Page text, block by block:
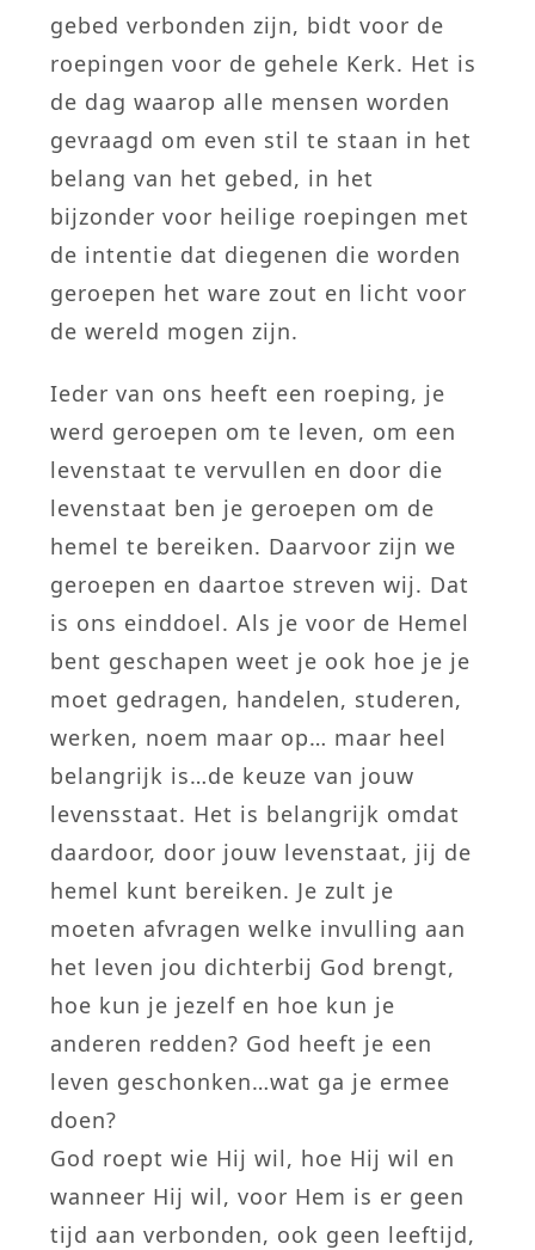
gebed verbonden zijn, bidt voor de
roepingen voor de gehele Kerk. Het is
de dag waarop alle mensen worden
gevraagd om even stil te staan in het
belang van het gebed, in het
bijzonder voor heilige roepingen met
de intentie dat diegenen die worden
geroepen het ware zout en licht voor
de wereld mogen zijn.
Ieder van ons heeft een roeping, je
werd geroepen om te leven, om een
levenstaat te vervullen en door die
levenstaat ben je geroepen om de
hemel te bereiken. Daarvoor zijn we
geroepen en daartoe streven wij. Dat
is ons einddoel. Als je voor de Hemel
bent geschapen weet je ook hoe je je
moet gedragen, handelen, studeren,
werken, noem maar op… maar heel
belangrijk is…de keuze van jouw
levensstaat. Het is belangrijk omdat
daardoor, door jouw levenstaat, jij de
hemel kunt bereiken. Je zult je
moeten afvragen welke invulling aan
het leven jou dichterbij God brengt,
hoe kun je jezelf en hoe kun je
anderen redden? God heeft je een
leven geschonken…wat ga je ermee
doen?
God roept wie Hij wil, hoe Hij wil en
wanneer Hij wil, voor Hem is er geen
tijd aan verbonden, ook geen leeftijd,